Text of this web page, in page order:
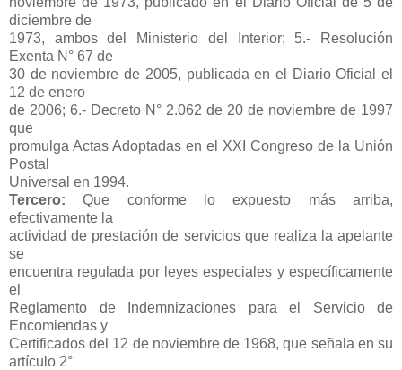
diciembre de
1973, ambos del Ministerio del Interior; 5.- Resolución
Exenta N° 67 de
30 de noviembre de 2005, publicada en el Diario Oficial el
12 de enero
de 2006; 6.- Decreto N° 2.062 de 20 de noviembre de 1997
que
promulga Actas Adoptadas en el XXI Congreso de la Unión
Postal
Universal en 1994.
Tercero: Que conforme lo expuesto más arriba,
efectivamente la
actividad de prestación de servicios que realiza la apelante
se
encuentra regulada por leyes especiales y específicamente
el
Reglamento de Indemnizaciones para el Servicio de
Encomiendas y
Certificados del 12 de noviembre de 1968, que señala en su
artículo 2°